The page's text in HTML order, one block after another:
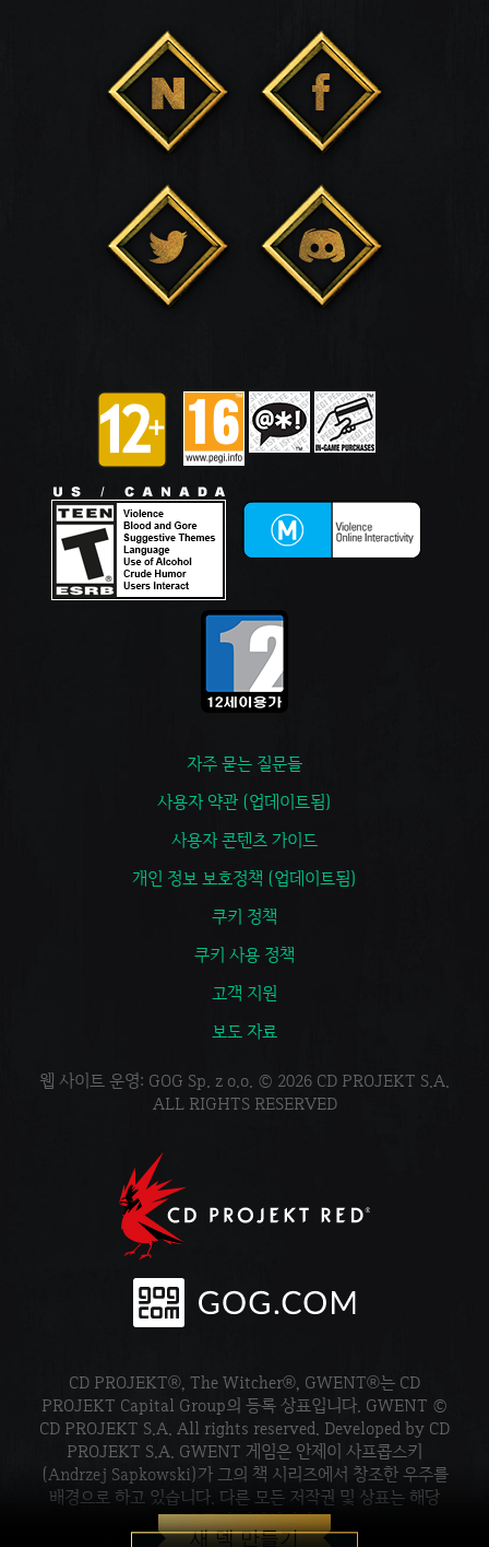
새 덱 만들기
자주 묻는 질문들
사용자 약관 (업데이트됨)
사용자 콘텐츠 가이드
개인 정보 보호정책 (업데이트됨)
쿠키 정책
쿠키 사용 정책
고객 지원
보도 자료
웹 사이트 운영: GOG Sp. z o.o. © 2026 CD PROJEKT S.A.
ALL RIGHTS RESERVED
CD PROJEKT®, The Witcher®, GWENT®는 CD
PROJEKT Capital Group의 등록 상표입니다. GWENT ©
CD PROJEKT S.A. All rights reserved. Developed by CD
PROJEKT S.A. GWENT 게임은 안제이 사프콥스키
(Andrzej Sapkowski)가 그의 책 시리즈에서 창조한 우주를
배경으로 하고 있습니다. 다른 모든 저작권 및 상표는 해당
소유주의 재산입니다.